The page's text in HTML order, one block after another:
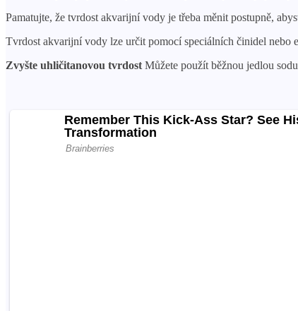
Pamatujte, že tvrdost akvarijní vody je třeba měnit postupně,
Tvrdost akvarijní vody lze určit pomocí speciálních činidel nebo
Zvyšte uhličitanovou tvrdost Můžete použít běžnou jedlou